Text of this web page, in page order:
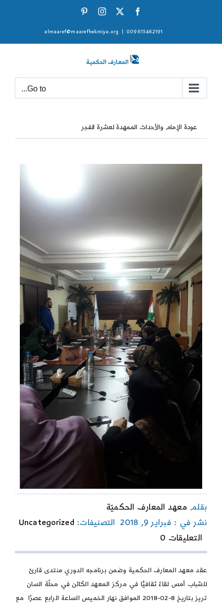
Facebook
X
Instagram
009615462191
almaaref@maarefhekmiya.org
Go to...
عودة الإمام والأحداث الممهدة لعشرة الفجر
بقلم معهد المعارف الحكميّة
نشر في : فبراير 9, 2018
التصنيفات: Uncategorized
التعليقات 0
on
والأحداث
الممهدة
لعشرة
الفجر
عقد معهد المعارف الحكمية وضمن برنامجه الدوري منتدى قارئ
للشباب أمس لقاءً ثقافيًّا في مركز المعهد الكائن في محلّة السان
تريز بتاريخ 8-02-2018 الموافق نهار الخميس الساعة الرابع عصرًا مع